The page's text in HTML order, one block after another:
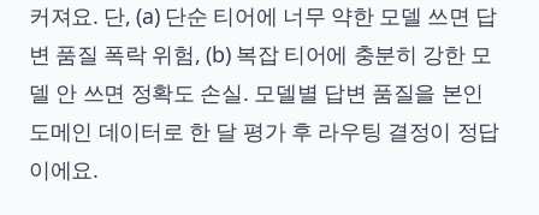
커져요. 단, (a) 단순 티어에 너무 약한 모델 쓰면 답
변 품질 폭락 위험, (b) 복잡 티어에 충분히 강한 모
델 안 쓰면 정확도 손실. 모델별 답변 품질을 본인
도메인 데이터로 한 달 평가 후 라우팅 결정이 정답
이에요.